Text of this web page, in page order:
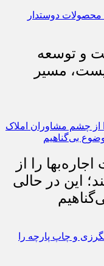
و توسعه
مسیر
را از
این در حالی